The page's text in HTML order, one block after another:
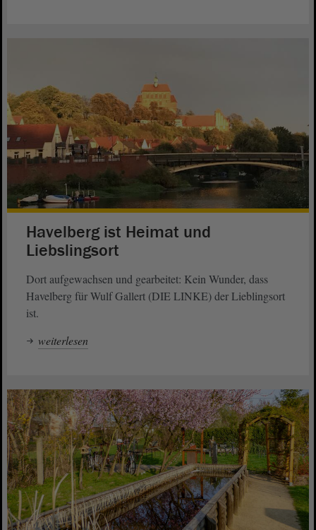
Havelberg ist Heimat und
Liebslingsort
Dort aufgewachsen und gearbeitet: Kein Wunder, dass
Havelberg für Wulf Gallert (DIE LINKE) der Lieblingsort
ist.
weiterlesen